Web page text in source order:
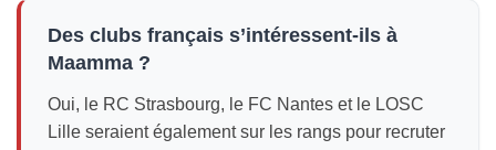
Des clubs français s’intéressent-ils à
Maamma ?
Oui, le RC Strasbourg, le FC Nantes et le LOSC
Lille seraient également sur les rangs pour recruter